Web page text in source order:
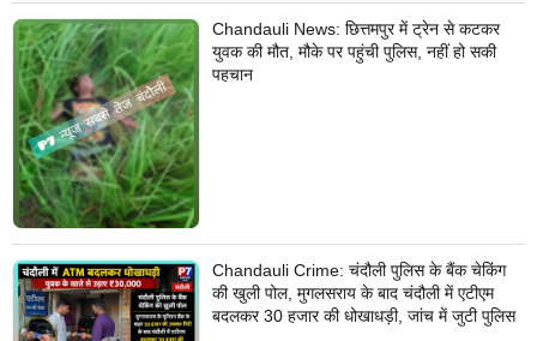
Chandauli News: छित्तमपुर में ट्रेन से कटकर
युवक की मौत, मौके पर पहुंची पुलिस, नहीं हो सकी
पहचान
Chandauli Crime: चंदौली पुलिस के बैंक चेकिंग
की खुली पोल, मुगलसराय के बाद चंदौली में एटीएम
बदलकर 30 हजार की धोखाधड़ी, जांच में जुटी पुलिस